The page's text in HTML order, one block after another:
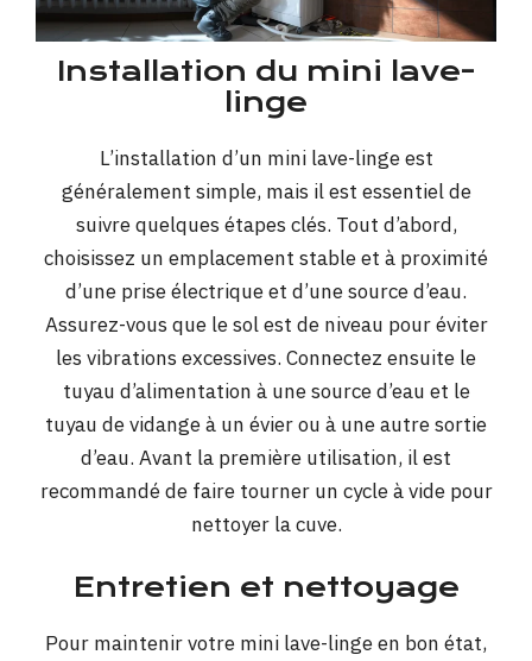
Installation du mini lave-
linge
L’installation d’un mini lave-linge est
généralement simple, mais il est essentiel de
suivre quelques étapes clés. Tout d’abord,
choisissez un emplacement stable et à proximité
d’une prise électrique et d’une source d’eau.
Assurez-vous que le sol est de niveau pour éviter
les vibrations excessives. Connectez ensuite le
tuyau d’alimentation à une source d’eau et le
tuyau de vidange à un évier ou à une autre sortie
d’eau. Avant la première utilisation, il est
recommandé de faire tourner un cycle à vide pour
nettoyer la cuve.
Entretien et nettoyage
Pour maintenir votre mini lave-linge en bon état,